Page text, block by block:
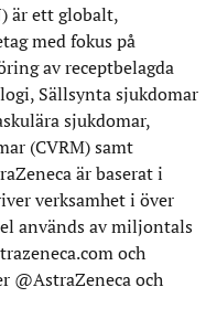
är ett globalt,
med fokus på
av receptbelagda
Sällsynta sjukdomar
sjukdomar,
(CVRM) samt
är baserat i
verksamhet i över
används av miljontals
och
@AstraZeneca och